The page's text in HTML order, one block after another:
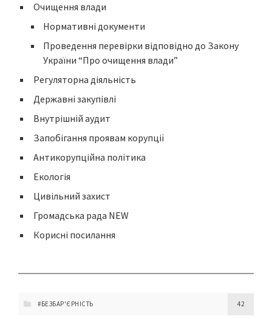
Очищення влади
Нормативні документи
Проведення перевірки відповідно до Закону
України “Про очищення влади”
Регуляторна діяльність
Державні закупівлі
Внутрішній аудит
Запобігання проявам корупції
Антикорупційна політика
Екологія
Цивільний захист
Громадська рада NEW
Корисні посилання
#БЕЗБАР'ЄРНІСТЬ 42